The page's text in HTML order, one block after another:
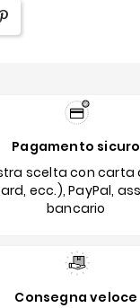
Pagamento sicuro
scelta con carta
ecc.), PayPal,
bancario
Consegna veloce